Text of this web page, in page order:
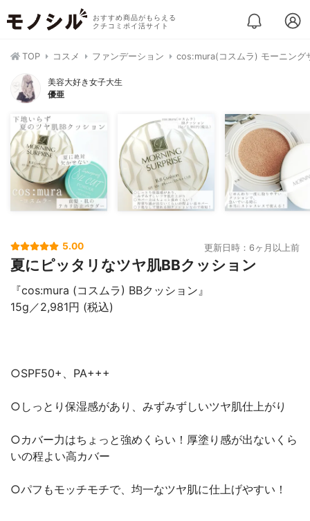
おすすめ商品がもらえる
クチコミポイ活サイト
TOP コスメ ファンデーション cos:mura(コスムラ) モーニング
美容大好き女子大生
優亜
5.00 更新日時：6ヶ月以上前
夏にピッタリなツヤ肌BBクッション
『cos:mura (コスムラ) BBクッション』
15g／2,981円 (税込)
○SPF50+、PA+++
○しっとり保湿感があり、みずみずしいツヤ肌仕上がり
○カバー力はちょっと強めくらい！厚塗り感が出ないくら
いの程よい高カバー
○パフもモッチモチで、均一なツヤ肌に仕上げやすい！